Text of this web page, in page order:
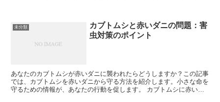
未分類
カブトムシと赤いダニの問題：害
虫対策のポイント
あなたのカブトムシが赤いダニに襲われたらどうしますか？この記事
では、カブトムシを赤いダニから守る方法を紹介します。小さな命を
守るための情報が、あなたの行動を促します。 カブトムシに赤いダ